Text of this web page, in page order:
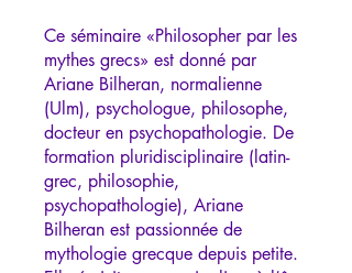
Ce séminaire «Philosopher par les
mythes grecs» est donné par
Ariane Bilheran, normalienne
(Ulm), psychologue, philosophe,
docteur en psychopathologie. De
formation pluridisciplinaire (latin-
grec, philosophie,
psychopathologie), Ariane
Bilheran est passionnée de
mythologie grecque depuis petite.